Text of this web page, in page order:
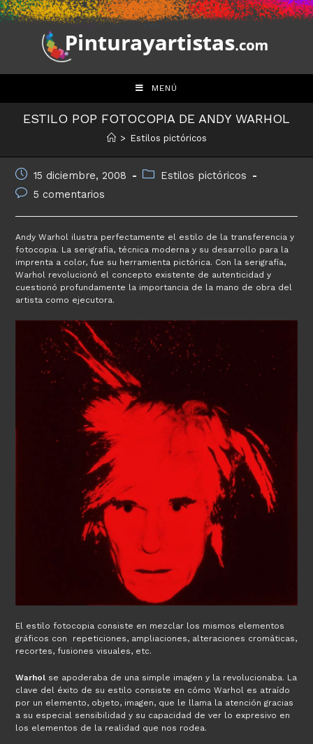
Saltar
al
contenido
MENÚ
ESTILO POP FOTOCOPIA DE ANDY WARHOL
> Estilos pictóricos
Publicación
de
entrada:
15 diciembre, 2008
Categoría
entrada:
Estilos pictóricos
Comentarios
entrada:
5 comentarios
Andy Warhol ilustra perfectamente el estilo de la transferencia y
fotocopia. La serigrafía, técnica moderna y su desarrollo para la
imprenta a color, fue su herramienta pictórica. Con la serigrafía,
Warhol revolucionó el concepto existente de autenticidad y
cuestionó profundamente la importancia de la mano de obra del
artista como ejecutora.
El estilo fotocopia consiste en mezclar los mismos elementos
gráficos con repeticiones, ampliaciones, alteraciones cromáticas,
recortes, fusiones visuales, etc.
Warhol se apoderaba de una simple imagen y la revolucionaba. La
clave del éxito de su estilo consiste en cómo Warhol es atraído
por un elemento, objeto, imagen, que le llama la atención gracias
a su especial sensibilidad y su capacidad de ver lo expresivo en
los elementos de la realidad que nos rodea.